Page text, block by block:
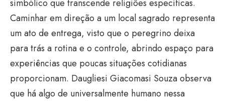
simbólico que transcende religiões específicas.
Caminhar em direção a um local sagrado representa
um ato de entrega, visto que o peregrino deixa
para trás a rotina e o controle, abrindo espaço para
experiências que poucas situações cotidianas
proporcionam. Daugliesi Giacomasi Souza observa
que há algo de universalmente humano nessa